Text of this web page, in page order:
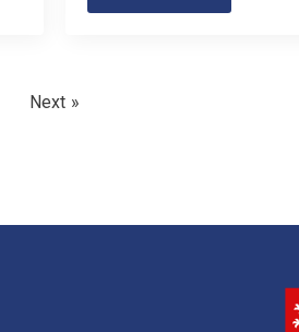
Next »